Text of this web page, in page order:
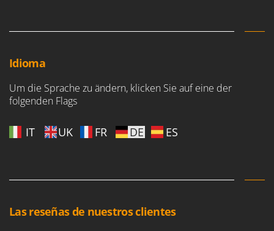
Zubehör für Rasentraktoren
MAMMAMIA
Marcato
Marina Systems
McCulloch
Idioma
Um die Sprache zu ändern, klicken Sie auf eine der
folgenden Flags
IT UK FR DE ES
Las reseñas de nuestros clientes